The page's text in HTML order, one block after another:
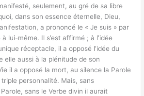
seulement, au gré de sa libre
dans son essence éternelle, Dieu,
a prononcé le « Je suis » par
lui-même. Il s’est affirmé ; à l’idée
réceptacle, il a opposé l’idée du
elle aussi à la plénitude de son
il a opposé la mort, au silence la Parole
personnalité. Mais, sans
sans le Verbe divin il aurait